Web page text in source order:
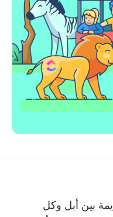
بين أبل وكل